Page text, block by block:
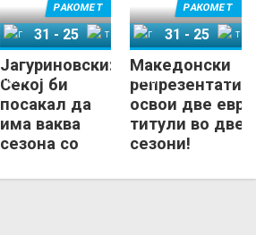
Јагуриновски:
Секој би
посакал да
има ваква
сезона со
РАКОМЕТ
ГРК Охрид
31-25
Татабања
Македонски
освои две
титули во две
сезони!
РАКОМЕТ
ГРК Охрид
31-25